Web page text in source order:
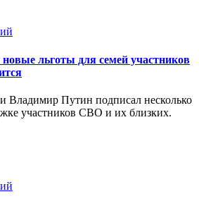
льготы для семей участников
Владимир Путин подписал несколько
участников СВО и их близких.